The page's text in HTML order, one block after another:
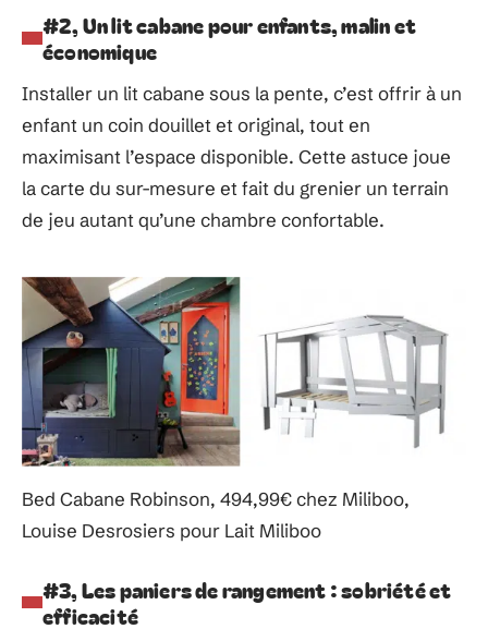
#2, Un lit cabane pour enfants, malin et
économique
Installer un lit cabane sous la pente, c’est offrir à un
enfant un coin douillet et original, tout en
maximisant l’espace disponible. Cette astuce joue
la carte du sur-mesure et fait du grenier un terrain
de jeu autant qu’une chambre confortable.
Bed Cabane Robinson, 494,99€ chez Miliboo,
Louise Desrosiers pour Lait Miliboo
#3, Les paniers de rangement : sobriété et
efficacité